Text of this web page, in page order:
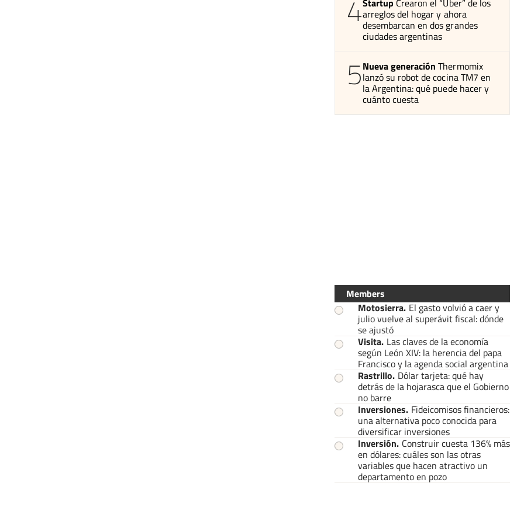
4Startup Crearon el “Uber” de los
arreglos del hogar y ahora
desembarcan en dos grandes
ciudades argentinas
5Nueva generación Thermomix
lanzó su robot de cocina TM7 en
la Argentina: qué puede hacer y
cuánto cuesta
Members
Motosierra. El gasto volvió a caer y
julio vuelve al superávit fiscal: dónde
se ajustó
Visita. Las claves de la economía
según León XIV: la herencia del papa
Francisco y la agenda social argentina
Rastrillo. Dólar tarjeta: qué hay
detrás de la hojarasca que el Gobierno
no barre
Inversiones. Fideicomisos financieros:
una alternativa poco conocida para
diversificar inversiones
Inversión. Construir cuesta 136% más
en dólares: cuáles son las otras
variables que hacen atractivo un
departamento en pozo